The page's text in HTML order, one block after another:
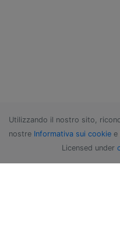
Utilizzando il nostro sito,
nostre Informativa sui cookie e
Licensed under